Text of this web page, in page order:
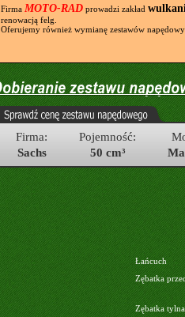
Firma MOTO-RAD prowadzi zakład
renowacją felg.
Oferujemy również wymianę zestawów
Firma:
Sachs
Pojemność:
50 cm³
Łańcuch
Zębatka
Zębatka tylna